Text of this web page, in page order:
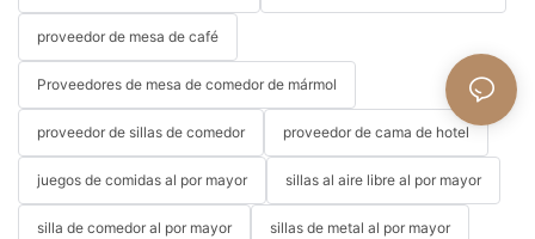
proveedor de mesa de café
Proveedores de mesa de comedor de mármol
proveedor de sillas de comedor proveedor de cama de hotel
juegos de comidas al por mayor sillas al aire libre al por mayor
silla de comedor al por mayor sillas de metal al por mayor